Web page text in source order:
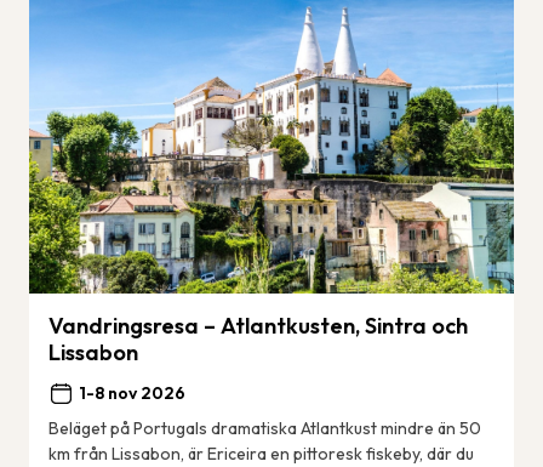
Vandringsresa – Atlantkusten, Sintra och
Lissabon
1-8 nov 2026
Beläget på Portugals dramatiska Atlantkust mindre än 50
km från Lissabon, är Ericeira en pittoresk fiskeby, där du